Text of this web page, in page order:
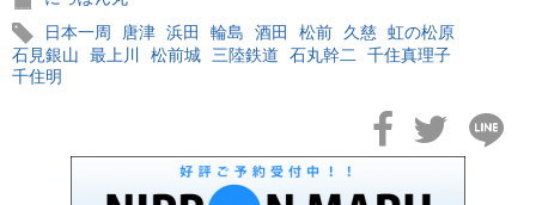
日本一周
唐津 浜田 輪島 酒田 松前 久慈 虹の松原
石見銀山
最上川 松前城 三陸鉄道 石丸幹二
千住真理子
千住明
2026年08月05日
バイキング・エデンに乗船してきました！(1)